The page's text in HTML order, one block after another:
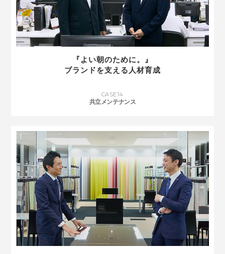
『よい朝のために。』
ブランドを支える人材育成
CASE14
共立メンテナンス